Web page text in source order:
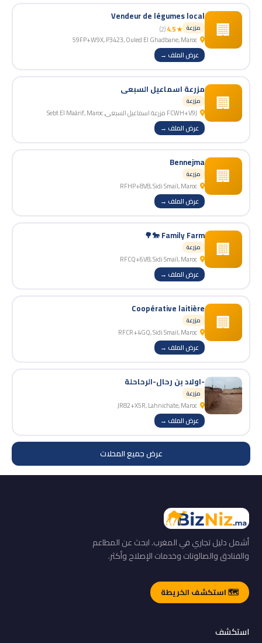
🏢
Vendeur de légumes local
مزرعة ★ 4.5
(2)
عرض الملف →
🏢 مزرعة اسماعيل السبعي
مزرعة
عرض الملف →
🏢
Bennejma
مزرعة
عرض الملف →
🏢
Family Farm 🐎🌳
مزرعة
عرض الملف →
🏢
Coopérative laitière
مزرعة
عرض الملف →
-اولاد بن رحال-الرحاحلة
مزرعة
عرض الملف →
عرض جميع المحلات
أشمل دليل تجاري في المغرب. ابحث عن المطاعم
والفنادق والصالونات وخدمات الإصلاح وأكثر.
🗺️ استكشف الخريطة
استكشف